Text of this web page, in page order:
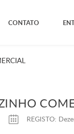
CONTATO
REGISTO: